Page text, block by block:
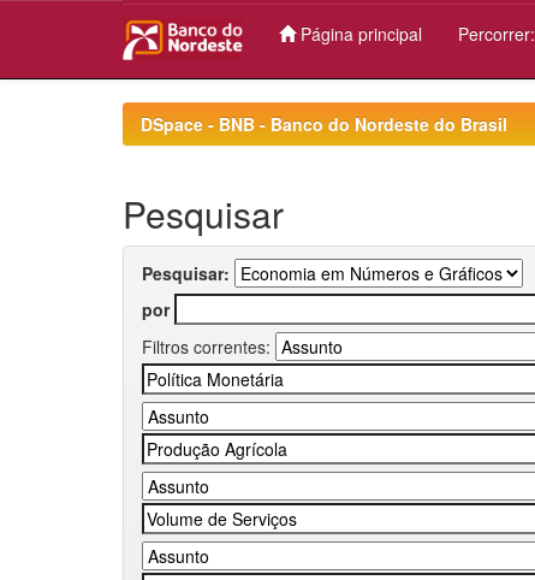
Página principal Percorrer:
DSpace - BNB - Banco do Nordeste do Brasil
Pesquisar
Pesquisar:
por
Filtros correntes: